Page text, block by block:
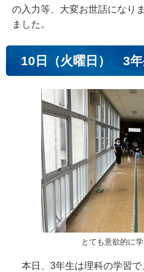
の入力等、大変お世話になり
ました。
10日（火曜日） 3年
とても意欲的に
本日、3年生は理科の学習で